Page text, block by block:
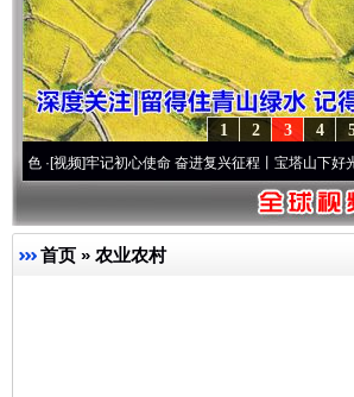
4
3
2
1
牢记初心使命 奋进复兴征程丨宝塔山下好光景..·[视频]
首页 » 农业农村